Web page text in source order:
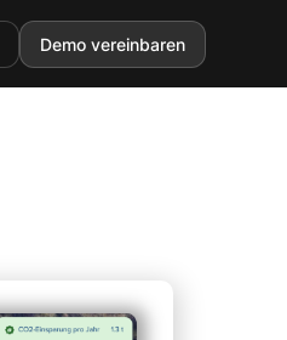
Demo vereinbaren